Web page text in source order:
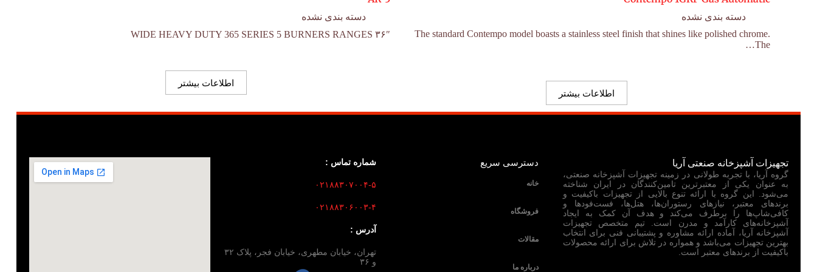
دسته بندی نشده
The standard Contempo model boasts a stainless steel finish that shines like polished chrome.
The…
اطلاعات بیشتر
دسته بندی نشده
۳۶″ WIDE HEAVY DUTY 365 SERIES 5 BURNERS RANGES
اطلاعات بیشتر
تجهیزات آشپزخانه صنعتی آریا
گروه آریا، با تجربه طولانی در زمینه تجهیزات آشپزخانه صنعتی،
به عنوان یکی از معتبرترین تامین‌کنندگان در ایران شناخته
می‌شود. این گروه با ارائه تنوع بالایی از تجهیزات باکیفیت و
برندهای معتبر، نیازهای رستوران‌ها، هتل‌ها، فست‌فودها و
کافی‌شاپ‌ها را برطرف می‌کند و هدف آن کمک به ایجاد
آشپزخانه‌های کارآمد و مدرن است. تیم متخصص تجهیزات
آشپزخانه آریا، آماده ارائه مشاوره و پشتیبانی فنی برای انتخاب
بهترین تجهیزات می‌باشد و همواره در تلاش برای ارائه محصولات
باکیفیت از برندهای معتبر است.
دسترسی سریع
خانه
فروشگاه
مقالات
درباره ما
شماره تماس :
۰۲۱۸۸۳۰۷۰۰۴-۵
۰۲۱۸۸۳۰۶۰۰۳-۴
آدرس :
تهران، خیابان مطهری، خیابان فجر، پلاک ۳۲
و ۳۶